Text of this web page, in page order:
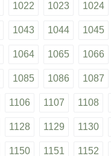
1022 1023 1024
1043 1044 1045
1064 1065 1066
1085 1086 1087
1106 1107 1108
1128 1129 1130
1150 1151 1152